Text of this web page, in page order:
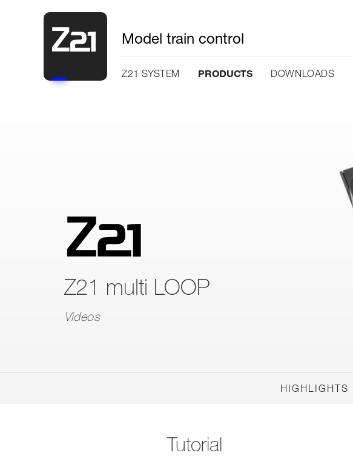
Model train control
Z21 SYSTEM PRODUCTS DOWNLOADS
Z21 multi LOOP
Videos
HIGHLIGHTS
Tutorial